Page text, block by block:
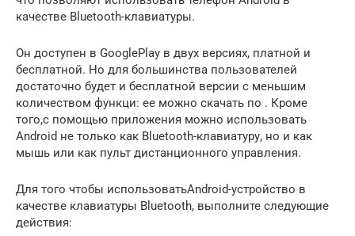
качестве Bluetooth-клавиатуры.
Он доступен в GooglePlay в двух версиях, платной и
бесплатной. Но для большинства пользователей
достаточно будет и бесплатной версии с меньшим
количеством функци: ее можно скачать по . Кроме
того,с помощью приложения можно использовать
Android не только как Bluetooth-клавиатуру, но и как
мышь или как пульт дистанционного управления.
Для того чтобы использоватьAndroid-устройство в
качестве клавиатуры Bluetooth, выполните следующие
действия: